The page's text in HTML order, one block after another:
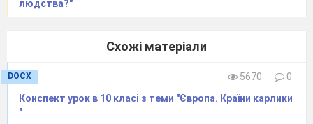
Сан-Франциско
Найбільший сектор економіки США
становлять:
видобувна промисловість
людства?"
Схожі матеріали
DOCX 5670
0
Конспект урок в 10 класі з теми "Європа. Країни карлики
"